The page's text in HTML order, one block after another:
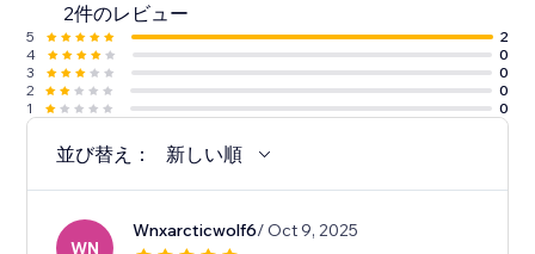
2件のレビュー
5
2
4
0
3
0
2
0
1
0
並び替え： 新しい順
WN
Wnxarcticwolf6/ Oct 9, 2025